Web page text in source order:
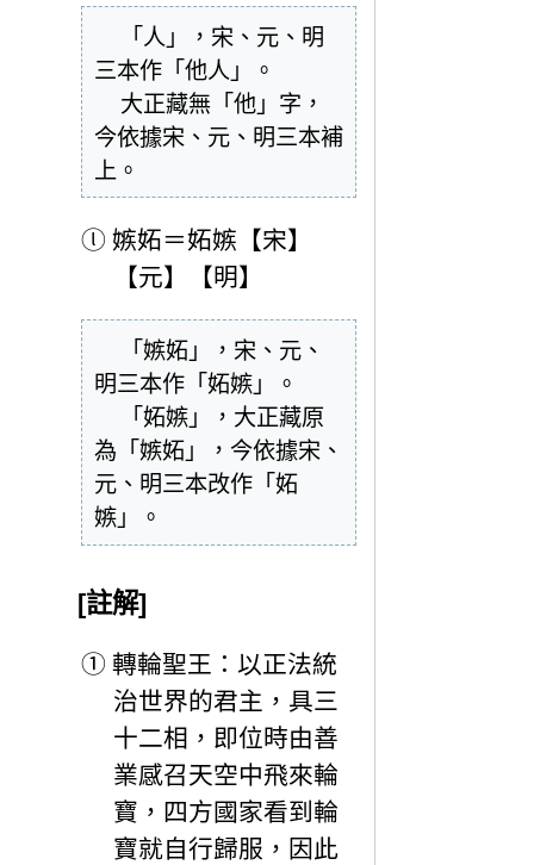
三本作「他人」。
今依據宋、元、明三本補
上。
ⓛ 嫉妬＝妬嫉【宋】
【元】【明】
明三本作「妬嫉」。
為「嫉妬」，今依據宋、
元、明三本改作「妬
嫉」。
[註解]
① 轉輪聖王：以正法統
治世界的君主，具三
十二相，即位時由善
業感召天空中飛來輪
寶，四方國家看到輪
寶就自行歸服，因此